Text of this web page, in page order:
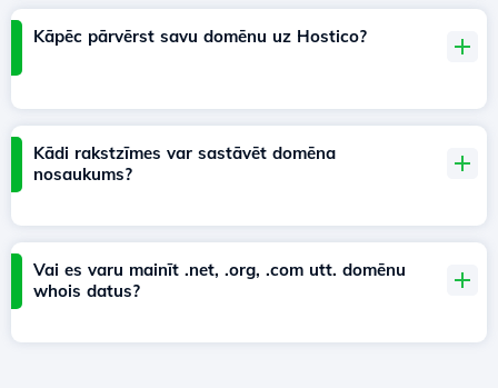
Kāpēc pārvērst savu domēnu uz Hostico?
Kādi rakstzīmes var sastāvēt domēna
nosaukums?
Vai es varu mainīt .net, .org, .com utt. domēnu
whois datus?